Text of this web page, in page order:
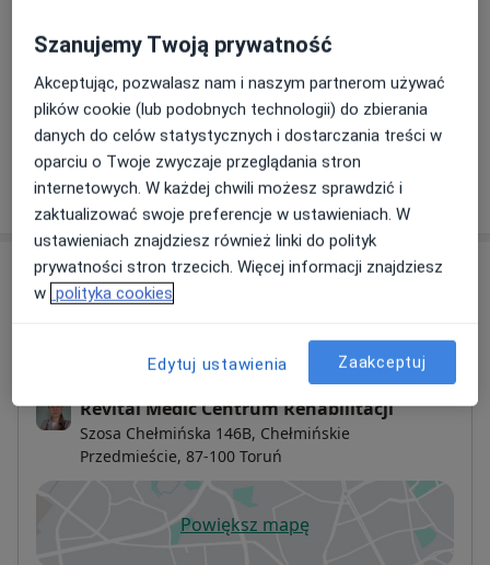
Konsultacja pulmonologiczna + spirometria
Od 330 zł Szczegóły
W jaki sposób ustalane są ceny?
Adresy (2)
Revital Medic Centrum Rehabilitacji
Szosa Chełmińska 146B, Chełmińskie
Przedmieście, 87-100 Toruń
Powiększ mapęotwiera się w nowej karcie
Szanujemy Twoją prywatność
Akceptując, pozwalasz nam i naszym partnerom używać
plików cookie (lub podobnych technologii) do zbierania
danych do celów statystycznych i dostarczania treści w
oparciu o Twoje zwyczaje przeglądania stron
internetowych. W każdej chwili możesz sprawdzić i
zaktualizować swoje preferencje w ustawieniach. W
ustawieniach znajdziesz również linki do polityk
prywatności stron trzecich. Więcej informacji znajdziesz
w polityka cookies
Edytuj ustawienia Zaakceptuj